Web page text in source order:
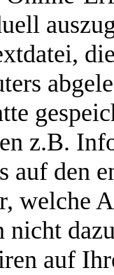
z.B.
auf den
welche
nicht
auf